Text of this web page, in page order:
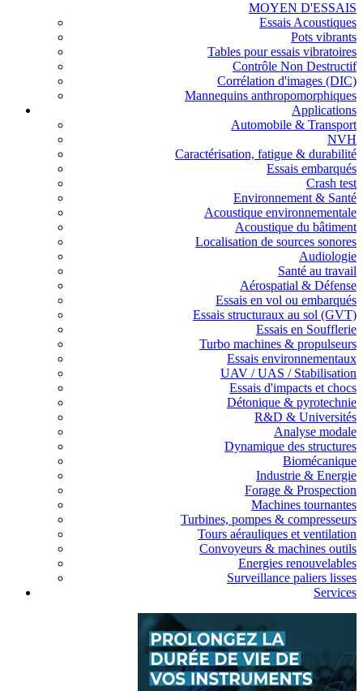
MOYEN D'ESSAIS
Essais Acoustiques
Pots vibrants
Tables pour essais vibratoires
Contrôle Non Destructif
Corrélation d'images (DIC)
Mannequins anthropomorphiques
Applications
Automobile & Transport
NVH
Caractérisation, fatigue & durabilité
Essais embarqués
Crash test
Environnement & Santé
Acoustique environnementale
Acoustique du bâtiment
Localisation de sources sonores
Audiologie
Santé au travail
Aérospatial & Défense
Essais en vol ou embarqués
Essais structuraux au sol (GVT)
Essais en Soufflerie
Turbo machines & propulseurs
Essais environnementaux
UAV / UAS / Stabilisation
Essais d'impacts et chocs
Détonique & pyrotechnie
R&D & Universités
Analyse modale
Dynamique des structures
Biomécanique
Industrie & Energie
Forage & Prospection
Machines tournantes
Turbines, pompes & compresseurs
Tours aérauliques et ventilation
Convoyeurs & machines outils
Energies renouvelables
Surveillance paliers lisses
Services